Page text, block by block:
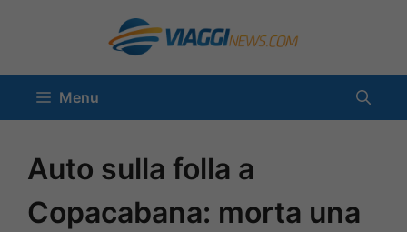
contenuto
Menu
Auto sulla folla a
Copacabana: morta una